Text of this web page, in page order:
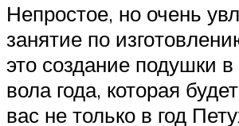
Непро­стое, но очень
заня­тие по
это созда­ние подушки
вола года, кото­рая
вас не только в год